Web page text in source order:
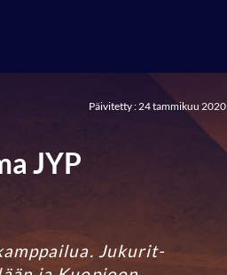
Päivitetty : 24 tammikuu 2020
JYP
Jukurit-